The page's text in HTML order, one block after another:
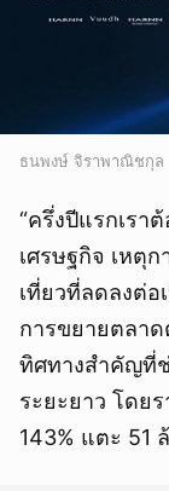
ธนพงษ์ จิราพาณิชกุล
“ครึ่งปีแรกเรา
เศรษฐกิจ เหตุ
เที่ยวที่ลดลงต่อ
การขยายตลาด
ทิศทางสำคัญที่
ระยะยาว โดย
143% แตะ 51